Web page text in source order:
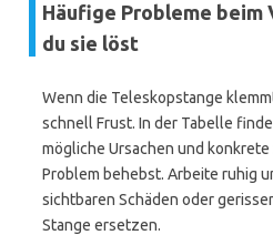
Häufige Probleme beim
du sie löst
Wenn die Teleskopstange
schnell Frust. In der Tabelle
mögliche Ursachen und
Problem behebst. Arbeite ruhig
sichtbaren Schäden oder
Stange ersetzen.